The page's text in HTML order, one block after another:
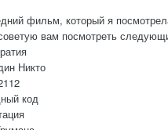
фильм, который я
вам посмотреть
Никто
код